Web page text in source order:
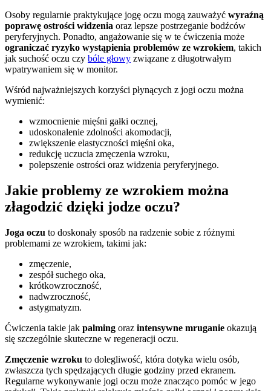
Osoby regularnie praktykujące jogę oczu mogą zauważyć wyraźną
poprawę ostrości widzenia oraz lepsze postrzeganie bodźców
peryferyjnych. Ponadto, angażowanie się w te ćwiczenia może
ograniczać ryzyko wystąpienia problemów ze wzrokiem, takich
jak suchość oczu czy bóle głowy związane z długotrwałym
wpatrywaniem się w monitor.
Wśród najważniejszych korzyści płynących z jogi oczu można
wymienić:
wzmocnienie mięśni gałki ocznej,
udoskonalenie zdolności akomodacji,
zwiększenie elastyczności mięśni oka,
redukcję uczucia zmęczenia wzroku,
polepszenie ostrości oraz widzenia peryferyjnego.
Jakie problemy ze wzrokiem można
złagodzić dzięki jodze oczu?
Joga oczu to doskonały sposób na radzenie sobie z różnymi
problemami ze wzrokiem, takimi jak:
zmęczenie,
zespół suchego oka,
krótkowzroczność,
nadwzroczność,
astygmatyzm.
Ćwiczenia takie jak palming oraz intensywne mruganie okazują
się szczególnie skuteczne w regeneracji oczu.
Zmęczenie wzroku to dolegliwość, która dotyka wielu osób,
zwłaszcza tych spędzających długie godziny przed ekranem.
Regularne wykonywanie jogi oczu może znacząco pomóc w jego